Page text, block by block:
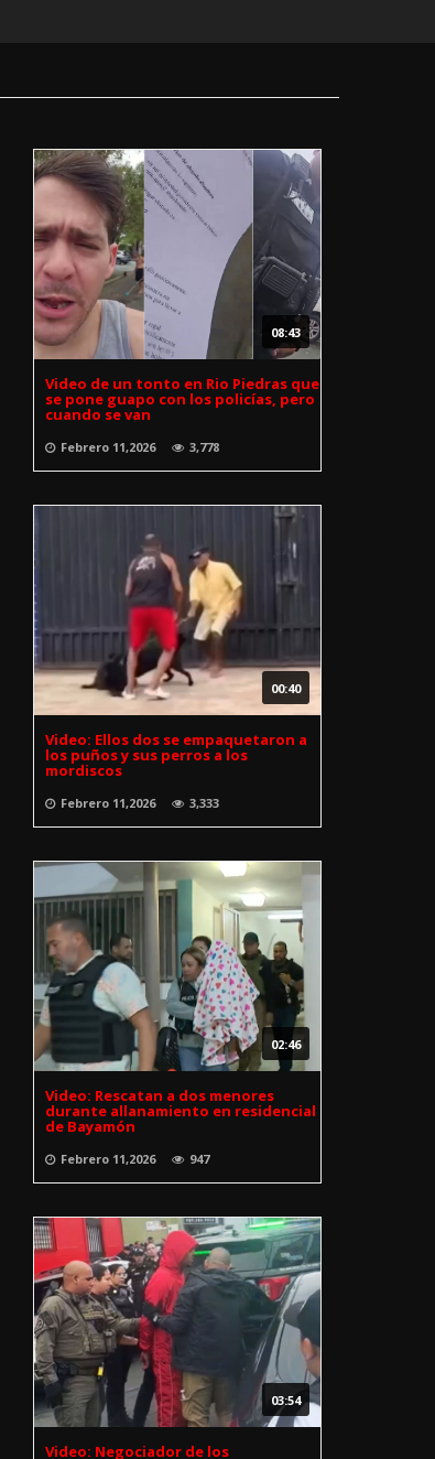
08:43
Video de un tonto en Rio Piedras que
se pone guapo con los policías, pero
cuando se van
Febrero 11,2026 3,778
00:40
Video: Ellos dos se empaquetaron a
los puños y sus perros a los
mordiscos
Febrero 11,2026 3,333
02:46
Video: Rescatan a dos menores
durante allanamiento en residencial
de Bayamón
Febrero 11,2026 947
03:54
Video: Negociador de los